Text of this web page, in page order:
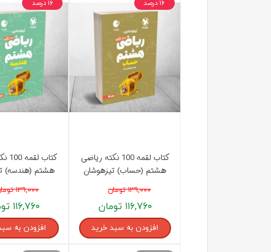
کتاب لقمه 100 نکته ریاضی
هشتم (حساب) تیزهوشان
۱۳۹,۰۰۰ تومان
۱۱۶,۷۶۰ تومان
افزودن به سبد خرید
۱۶ درصد
هشتم (هندسه)
۱۳۹,۰۰۰ تومان
۱۱۶,۷۶۰ تومان
افزودن به
۱۶ درصد